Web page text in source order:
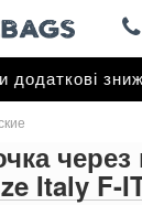
через
Italy F-